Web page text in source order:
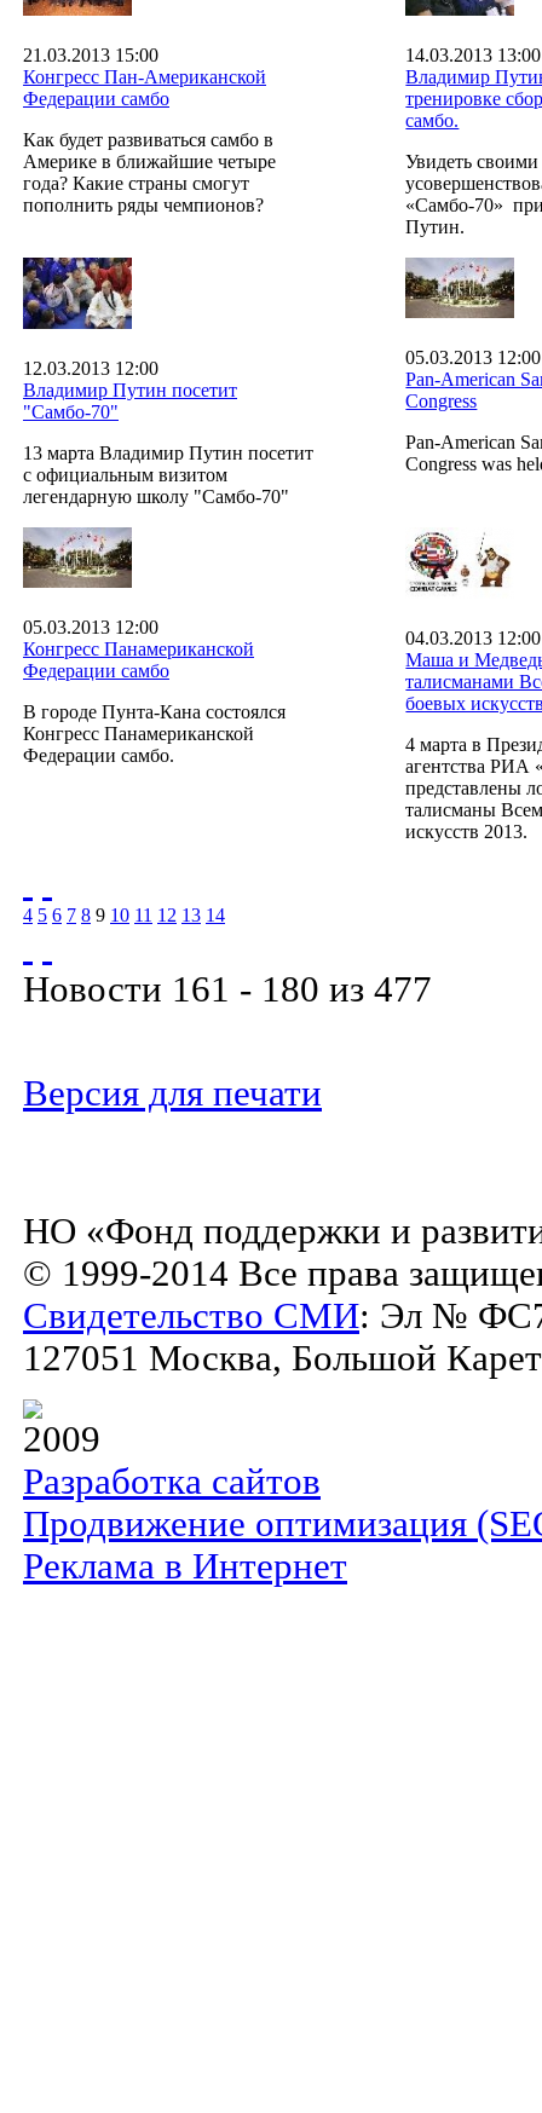
21.03.2013 15:00
Конгресс Пан-Американской
Федерации самбо
Как будет развиваться самбо в
Америке в ближайшие четыре
года? Какие страны смогут
пополнить ряды чемпионов?
14.03.2013 13:00
Владимир
тренировке
самбо.
Увидеть своими
«Самбо-70»
Путин.
12.03.2013 12:00
Владимир Путин посетит
"Самбо-70"
13 марта Владимир Путин посетит
с официальным визитом
легендарную школу "Самбо-70"
05.03.2013 12:00
Pan-American
Congress
Pan-American
Congress was
05.03.2013 12:00
Конгресс Панамериканской
Федерации самбо
В городе Пунта-Кана состоялся
Конгресс Панамериканской
Федерации самбо.
04.03.2013 12:00
Маша и
талисманами
боевых
4 марта в
агентства РИА
представлены
талисманы
искусств 2013.
4 5 6 7 8 9 10 11 12 13 14
Новости 161 - 180 из 477
Версия для печати
НО «Фонд поддержки и
© 1999-2014 Все права
Свидетельство СМИ: Эл №
127051 Москва, Большой
2009
Разработка сайтов
Продвижение оптимизация
Реклама в Интернет